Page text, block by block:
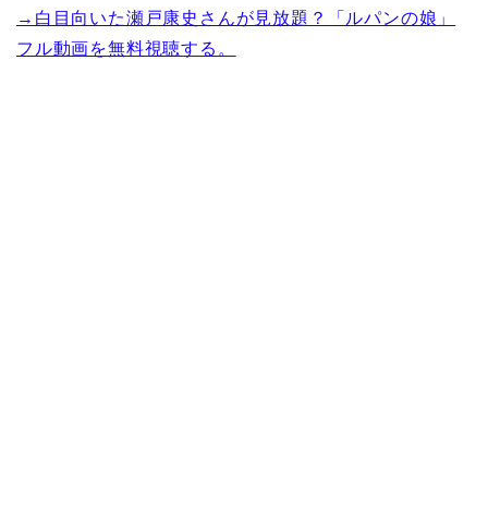
→白目向いた瀬戸康史さんが見放題？「ルパンの娘」
フル動画を無料視聴する。